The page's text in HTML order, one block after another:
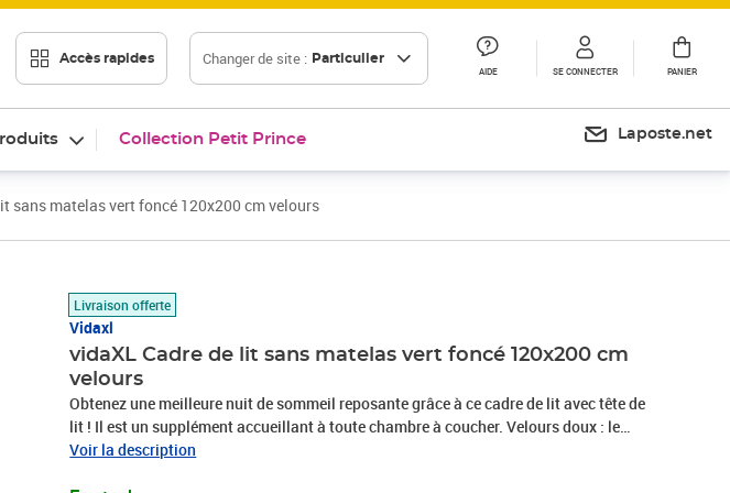
Accès rapides Changer de site : Particulier
AIDE SE CONNECTER PANIER
Collection Petit Prince Laposte.net
sans matelas vert foncé 120x200 cm velours
Livraison offerte
Vidaxl
vidaXL Cadre de lit sans matelas vert foncé 120x200 cm
velours
Obtenez une meilleure nuit de sommeil reposante grâce à ce cadre de lit avec tête de
lit ! Il est un supplément accueillant à toute chambre à coucher. Velours doux : le
velours est un tissu doux et luxueux qui se reconnaît à son tas dense de fibres
Voir la description
Prix barré 202,99 €
Prix 171,01€